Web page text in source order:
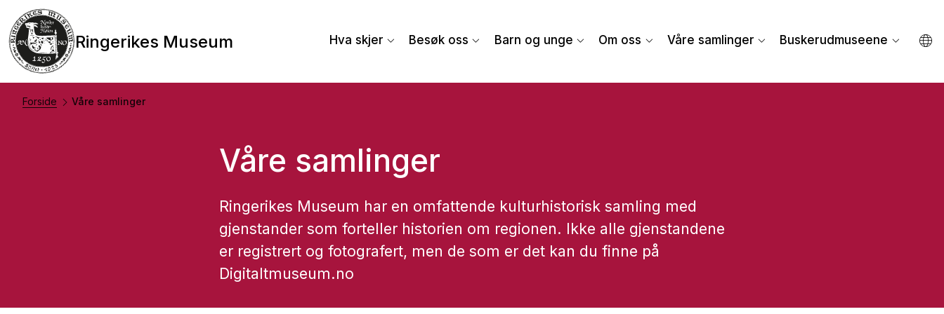
Ringerikes Museum Hva skjer Besøk oss Barn og unge Om oss Våre samlinger Buskerudmuseene
Forside Våre samlinger
Våre samlinger
Ringerikes Museum har en omfattende kulturhistorisk samling med
gjenstander som forteller historien om regionen. Ikke alle gjenstandene
er registrert og fotografert, men de som er det kan du finne på
Digitaltmuseum.no